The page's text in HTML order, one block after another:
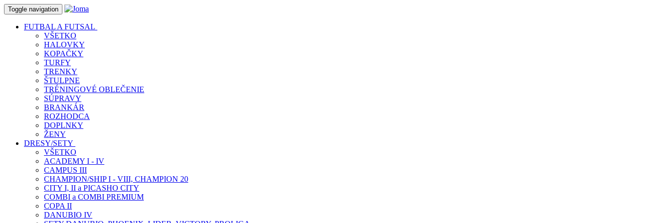
Toggle navigation
FUTBAL A FUTSAL
VŠETKO
HALOVKY
KOPAČKY
TURFY
TRENKY
ŠTULPNE
TRÉNINGOVÉ OBLEČENIE
SÚPRAVY
BRANKÁR
ROZHODCA
DOPLNKY
ŽENY
DRESY/SETY
VŠETKO
ACADEMY I - IV
CAMPUS III
CHAMPION/SHIP I - VIII, CHAMPION 20
CITY I, II a PICASHO CITY
COMBI a COMBI PREMIUM
COPA II
DANUBIO IV